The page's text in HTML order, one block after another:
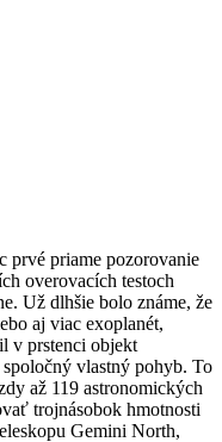
prvé priame pozorovanie
overovacích testoch
Už dlhšie bolo známe, že
aj viac exoplanét,
v prstenci objekt
vlastný pohyb. To
až 119 astronomických
trojnásobok hmotnosti
Gemini North,